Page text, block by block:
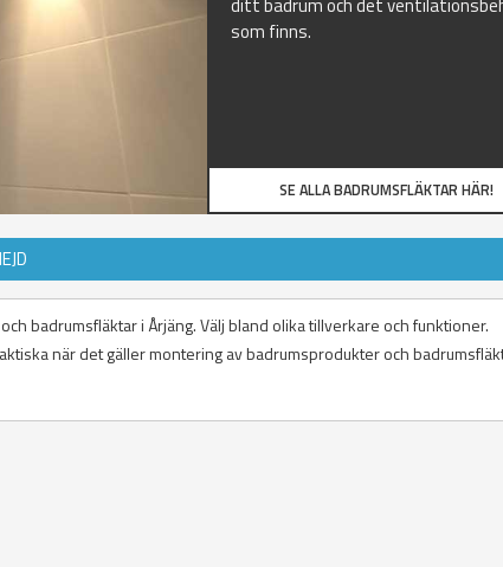
ditt badrum och det
som finns.
SE ALLA BADRUMSFLÄKTAR HÄR!
badrumsfläktar i Årjäng. Välj bland olika tillverkare och funktioner.
när det gäller montering av badrumsprodukter och